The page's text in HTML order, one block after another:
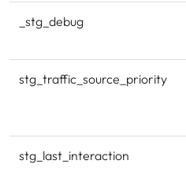
_stg_debug
stg_traffic_source_priority
stg_last_interaction